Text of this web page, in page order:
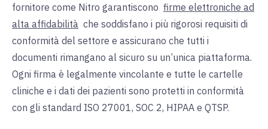
fornitore come Nitro garantiscono firme elettroniche ad
alta affidabilità che soddisfano i più rigorosi requisiti di
conformità del settore e assicurano che tutti i
documenti rimangano al sicuro su un’unica piattaforma.
Ogni firma è legalmente vincolante e tutte le cartelle
cliniche e i dati dei pazienti sono protetti in conformità
con gli standard ISO 27001, SOC 2, HIPAA e QTSP.